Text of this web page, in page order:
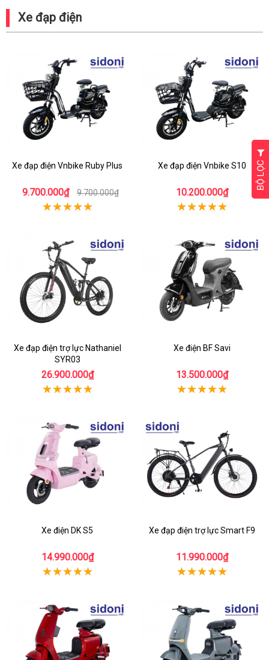
Xe đạp điện
Xe đạp điện Vnbike Ruby Plus
9.700.000₫ 9.700.000₫
Xe đạp điện Vnbike S10
10.200.000₫
Xe đạp điện trợ lực Nathaniel
SYR03
26.900.000₫
Xe điện BF Savi
13.500.000₫
Xe điện DK S5
14.990.000₫
Xe đạp điện trợ lực Smart F9
11.990.000₫
BỘ LỌC